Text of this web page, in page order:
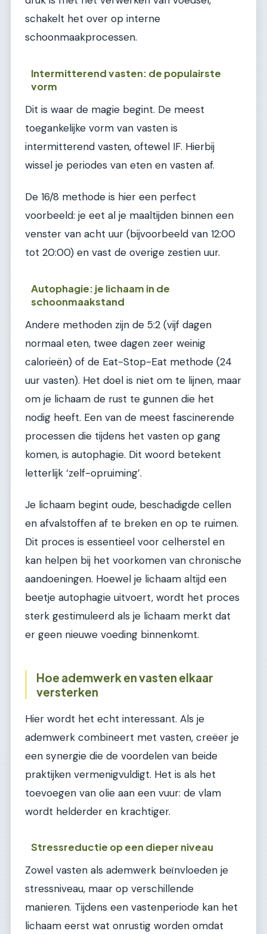
schakelt het over op interne
schoonmaakprocessen.
Intermitterend vasten: de populairste
vorm
Dit is waar de magie begint. De meest
toegankelijke vorm van vasten is
intermitterend vasten, oftewel IF. Hierbij
wissel je periodes van eten en vasten af.
De 16/8 methode is hier een perfect
voorbeeld: je eet al je maaltijden binnen een
venster van acht uur (bijvoorbeeld van 12:00
tot 20:00) en vast de overige zestien uur.
Autophagie: je lichaam in de
schoonmaakstand
Andere methoden zijn de 5:2 (vijf dagen
normaal eten, twee dagen zeer weinig
calorieën) of de Eat-Stop-Eat methode (24
uur vasten). Het doel is niet om te lijnen, maar
om je lichaam de rust te gunnen die het
nodig heeft. Een van de meest fascinerende
processen die tijdens het vasten op gang
komen, is autophagie. Dit woord betekent
letterlijk ‘zelf-opruiming’.
Je lichaam begint oude, beschadigde cellen
en afvalstoffen af te breken en op te ruimen.
Dit proces is essentieel voor celherstel en
kan helpen bij het voorkomen van chronische
aandoeningen. Hoewel je lichaam altijd een
beetje autophagie uitvoert, wordt het proces
sterk gestimuleerd als je lichaam merkt dat
er geen nieuwe voeding binnenkomt.
Hoe ademwerk en vasten elkaar
versterken
Hier wordt het echt interessant. Als je
ademwerk combineert met vasten, creëer je
een synergie die de voordelen van beide
praktijken vermenigvuldigt. Het is als het
toevoegen van olie aan een vuur: de vlam
wordt helderder en krachtiger.
Stressreductie op een dieper niveau
Zowel vasten als ademwerk beïnvloeden je
stressniveau, maar op verschillende
manieren. Tijdens een vastenperiode kan het
lichaam eerst wat onrustig worden omdat